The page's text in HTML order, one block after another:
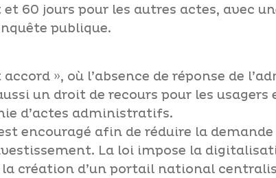
60 jours pour les autres actes, avec
publique.
», où l’absence de réponse de
un droit de recours pour les usagers
d’actes administratifs.
encouragé afin de réduire la
La loi impose la
création d’un portail national